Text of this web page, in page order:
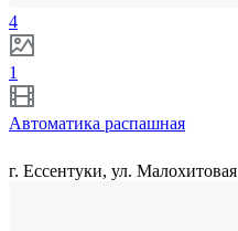
4
1
Автоматика распашная
г. Ессентуки, ул. Малохитовая